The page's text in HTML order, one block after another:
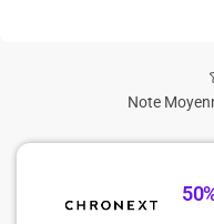
Note